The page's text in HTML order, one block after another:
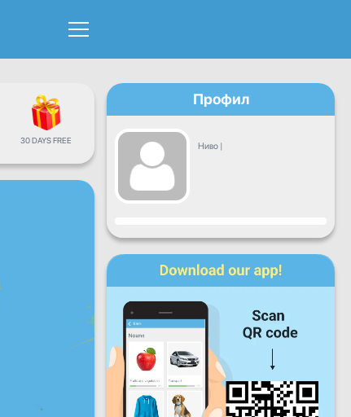
30 DAYS FREE
Профил
Ниво |
Напредок
Пон Сре Чет
Саб Нед